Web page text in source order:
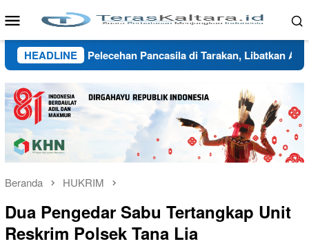
ke
Menu
Mobile
HEADLINE
Pelecehan Pancasila di Tarakan, Libatkan Ahli Bahasa
Beranda HUKRIM
Dua Pengedar Sabu Tertangkap Unit
Reskrim Polsek Tana Lia